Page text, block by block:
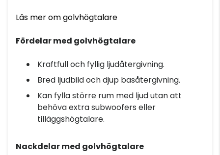
Läs mer om golvhögtalare
Fördelar med golvhögtalare
Kraftfull och fyllig ljudåtergivning.
Bred ljudbild och djup basåtergivning.
Kan fylla större rum med ljud utan att
behöva extra subwoofers eller
tilläggshögtalare.
Nackdelar med golvhögtalare